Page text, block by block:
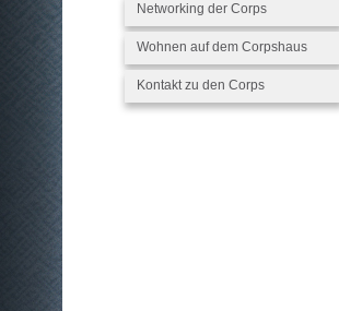
Networking der Corps
Wohnen auf dem Corpshaus
Kontakt zu den Corps